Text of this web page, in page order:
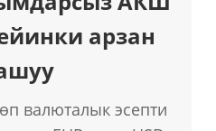
арзан
валюталык эсепти